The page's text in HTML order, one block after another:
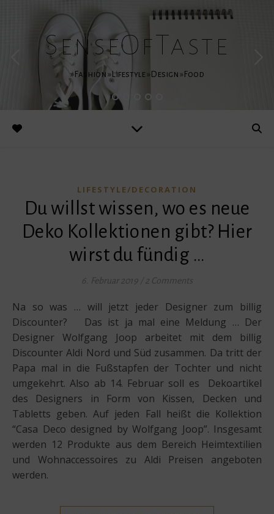
SenseOfTaste
»Fashion »Lifestyle »Design »Food
LIFESTYLE/DECORATION
Du willst wissen, wo es neue
Deko Kollektionen gibt? Hier
wirst du fündig …
6. Februar 2019 / 2 Comments
Na so was … will jetzt jeder Designer zum billig
Discounter? Das ist ja mal eine Meldung … Der
Designer Wolfgang Joop arbeitet mit dem billig
Discounter Aldi Nord und Süd zusammen. Da tritt der
Papa mal in die Fußstapfen der Tochter und nicht
umgekehrt. Also ab 14. Februar soll es Dekoartikel
des Designers in Form von Kissen, Decken und
Tabletts geben. Auf jeden Fall heißt die Kollektion
“Casa Deco designed by Wolfgang Joop”. Insgesamt
werden 12 Produkte aus dem Bereich Heimtextilien
und Wohnaccessoires zu Aldi Preisen angeboten
werden.